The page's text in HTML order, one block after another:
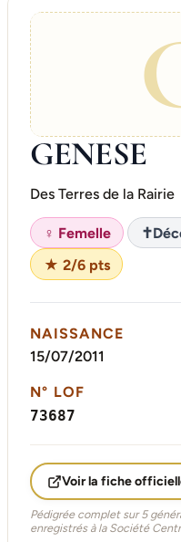
GENESE
Des Terres de la Rairie
♀ Femelle ✝
★ 2/6 pts
NAISSANCE
15/07/2011
N° LOF
73687
Voir la fiche
Pédigrée complet sur 5
enregistrés à la Société